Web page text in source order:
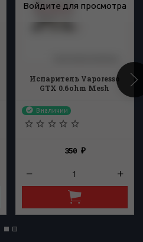
Войдите для просмотра
Испаритель Vaporesso
GTX 0.6ohm Mesh
В наличии
350 ₽